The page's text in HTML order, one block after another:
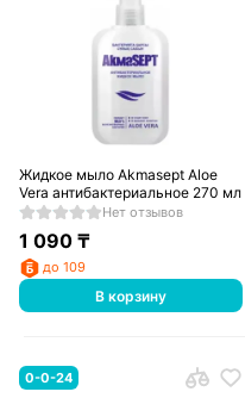
Жидкое мыло Akmasept Aloe
Vera антибактериальное 270 мл
Нет отзывов
1 090₸
до 109
В корзину
0-0-24